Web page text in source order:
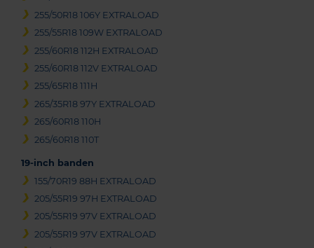
255/50R18 106Y EXTRALOAD
255/55R18 109W EXTRALOAD
255/60R18 112H EXTRALOAD
255/60R18 112V EXTRALOAD
255/65R18 111H
265/35R18 97Y EXTRALOAD
265/60R18 110H
265/60R18 110T
19-inch banden
155/70R19 88H EXTRALOAD
205/55R19 97H EXTRALOAD
205/55R19 97V EXTRALOAD
205/55R19 97V EXTRALOAD